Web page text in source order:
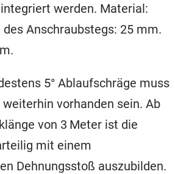
werden. Material:
Anschraubstegs: 25 mm.
5° Ablaufschräge muss
vorhanden sein. Ab
von 3 Meter ist die
mit einem
Dehnungsstoß auszubilden.